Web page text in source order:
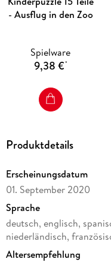
- Ausflug in den Zoo
Spielware
9,38 €*
Produktdetails
Erscheinungsdatum
01. September 2020
Sprache
deutsch, englisch,
niederländisch,
Altersempfehlung